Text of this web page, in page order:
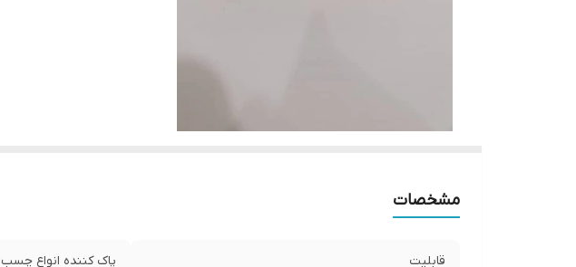
مشخصات
قابلیت پاک کننده انواع چسب